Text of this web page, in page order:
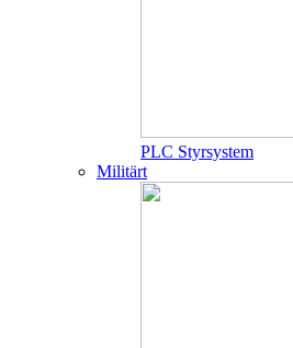
PLC Styrsystem
Militärt